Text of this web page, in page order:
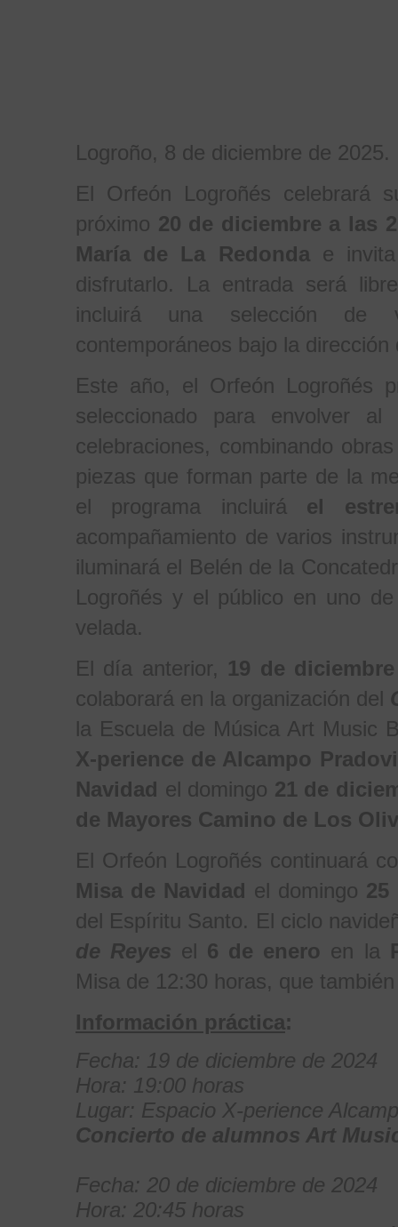
Logroño, 8 de diciembre de 2025.
El Orfeón Logroñés celebrará
próximo 20 de diciembre a las
María de La Redondae invita
disfrutarlo. La entrada será
incluirá una selección de
contemporáneos bajo la
Este año, el Orfeón Logroñés
seleccionado para envolver
celebraciones, combinando
piezas que forman parte de la
el programa incluirá el
acompañamiento de varios
iluminará el Belén de la
Logroñés y el público en uno
velada.
El día anterior, 19 de
colaborará en la organización del
la Escuela de Música Art Music
X-perience de Alcampo
Navidad el domingo 21 de
de Mayores Camino de Los
El Orfeón Logroñés continuará
Misa de Navidad el domingo 25
del Espíritu Santo. El ciclo
de Reyes el 6 de enero en la
Misa de 12:30 horas, que
Información práctica:
Fecha: 19 de diciembre de 2024
Hora: 19:00 horas
Lugar: Espacio X-perience
Concierto de alumnos Art
Fecha: 20 de diciembre de 2024
Hora: 20:45 horas